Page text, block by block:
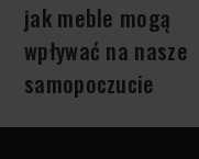
jak meble mogą
wpływać na nasze
samopoczucie